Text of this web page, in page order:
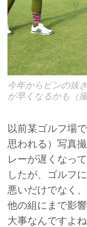
今年からピンの抜
が早くなるかも（
以前某ゴルフ場
思われる）写真
レーが遅くなっ
したが、ゴルフ
悪いだけでなく、
他の組にまで影
大事なんですよね